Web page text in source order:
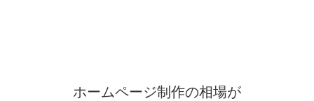
ホームページ制作の相場が